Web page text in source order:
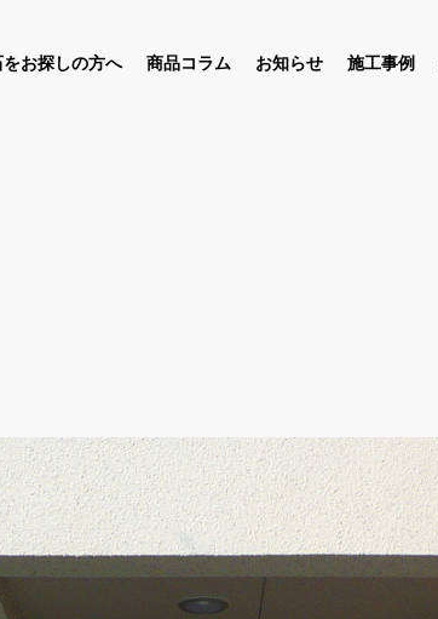
をお探しの方へ 商品コラム お知らせ 施工事例